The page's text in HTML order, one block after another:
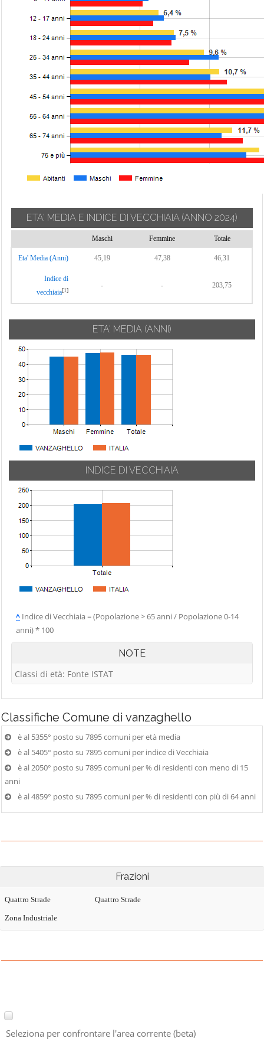
ETA' MEDIA E INDICE DI VECCHIAIA (ANNO 2024)
Maschi Femmine Totale
Eta' Media (Anni) 45,19 47,38 46,31
Indice di
vecchiaia[1]
- - 203,75
ETA' MEDIA (ANNI)
INDICE DI VECCHIAIA
^ Indice di Vecchiaia = (Popolazione > 65 anni / Popolazione 0-14
anni) * 100
NOTE
Classi di età: Fonte ISTAT
Classifiche Comune di vanzaghello
è al 5355° posto su 7895 comuni per età media
è al 5405° posto su 7895 comuni per indice di Vecchiaia
è al 2050° posto su 7895 comuni per % di residenti con meno di 15
anni
è al 4859° posto su 7895 comuni per % di residenti con più di 64 anni
Frazioni
Quattro Strade Quattro Strade
Zona Industriale
Seleziona per confrontare l'area corrente (beta)